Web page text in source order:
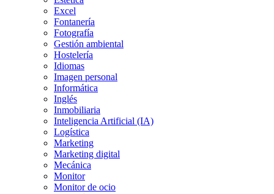
Excel
Fontanería
Fotografía
Gestión ambiental
Hostelería
Idiomas
Imagen personal
Informática
Inglés
Inmobiliaria
Inteligencia Artificial (IA)
Logística
Marketing
Marketing digital
Mecánica
Monitor
Monitor de ocio